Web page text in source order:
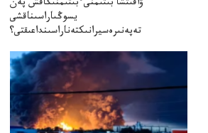
ۋاقىتشا بىتىمنىءبىتىمنىڭاقش پەن
يسوڭىاراسىناقشى
تەپەنىرەسيرانىكتەناراسىنداعىقتى؟